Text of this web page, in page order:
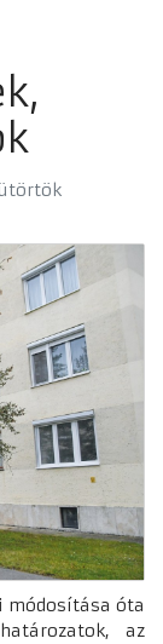
módosítása óta
az